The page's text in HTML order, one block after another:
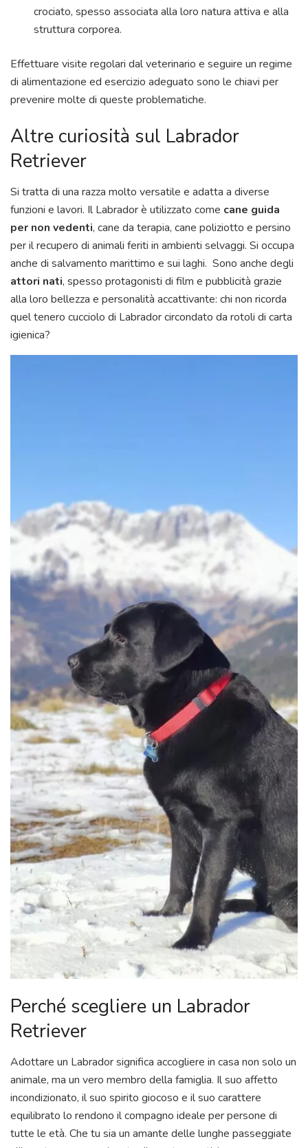
crociato, spesso associata alla loro natura attiva e alla
struttura corporea.
Effettuare visite regolari dal veterinario e seguire un regime
di alimentazione ed esercizio adeguato sono le chiavi per
prevenire molte di queste problematiche.
Altre curiosità sul Labrador
Retriever
Si tratta di una razza molto versatile e adatta a diverse
funzioni e lavori. Il Labrador è utilizzato come cane guida
per non vedenti, cane da terapia, cane poliziotto e persino
per il recupero di animali feriti in ambienti selvaggi. Si occupa
anche di salvamento marittimo e sui laghi. Sono anche degli
attori nati, spesso protagonisti di film e pubblicità grazie
alla loro bellezza e personalità accattivante: chi non ricorda
quel tenero cucciolo di Labrador circondato da rotoli di carta
igienica?
Perché scegliere un Labrador
Retriever
Adottare un Labrador significa accogliere in casa non solo un
animale, ma un vero membro della famiglia. Il suo affetto
incondizionato, il suo spirito giocoso e il suo carattere
equilibrato lo rendono il compagno ideale per persone di
tutte le età. Che tu sia un amante delle lunghe passeggiate